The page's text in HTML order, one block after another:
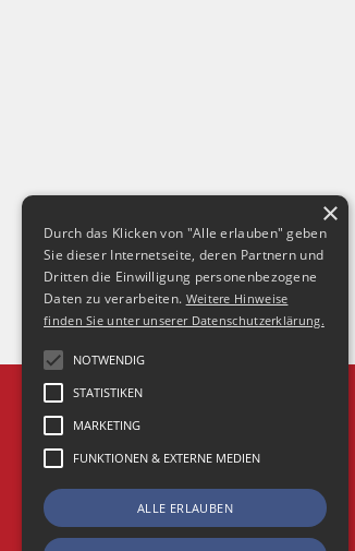
×
Durch das Klicken von "Alle erlauben" geben
Sie dieser Internetseite, deren Partnern und
Dritten die Einwilligung personenbezogene
Daten zu verarbeiten. Weitere Hinweise
finden Sie unter unserer Datenschutzerklärung.
NOTWENDIG
STATISTIKEN
MARKETING
FUNKTIONEN & EXTERNE MEDIEN
ALLE ERLAUBEN